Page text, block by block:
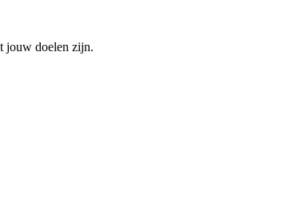
jouw doelen zijn.